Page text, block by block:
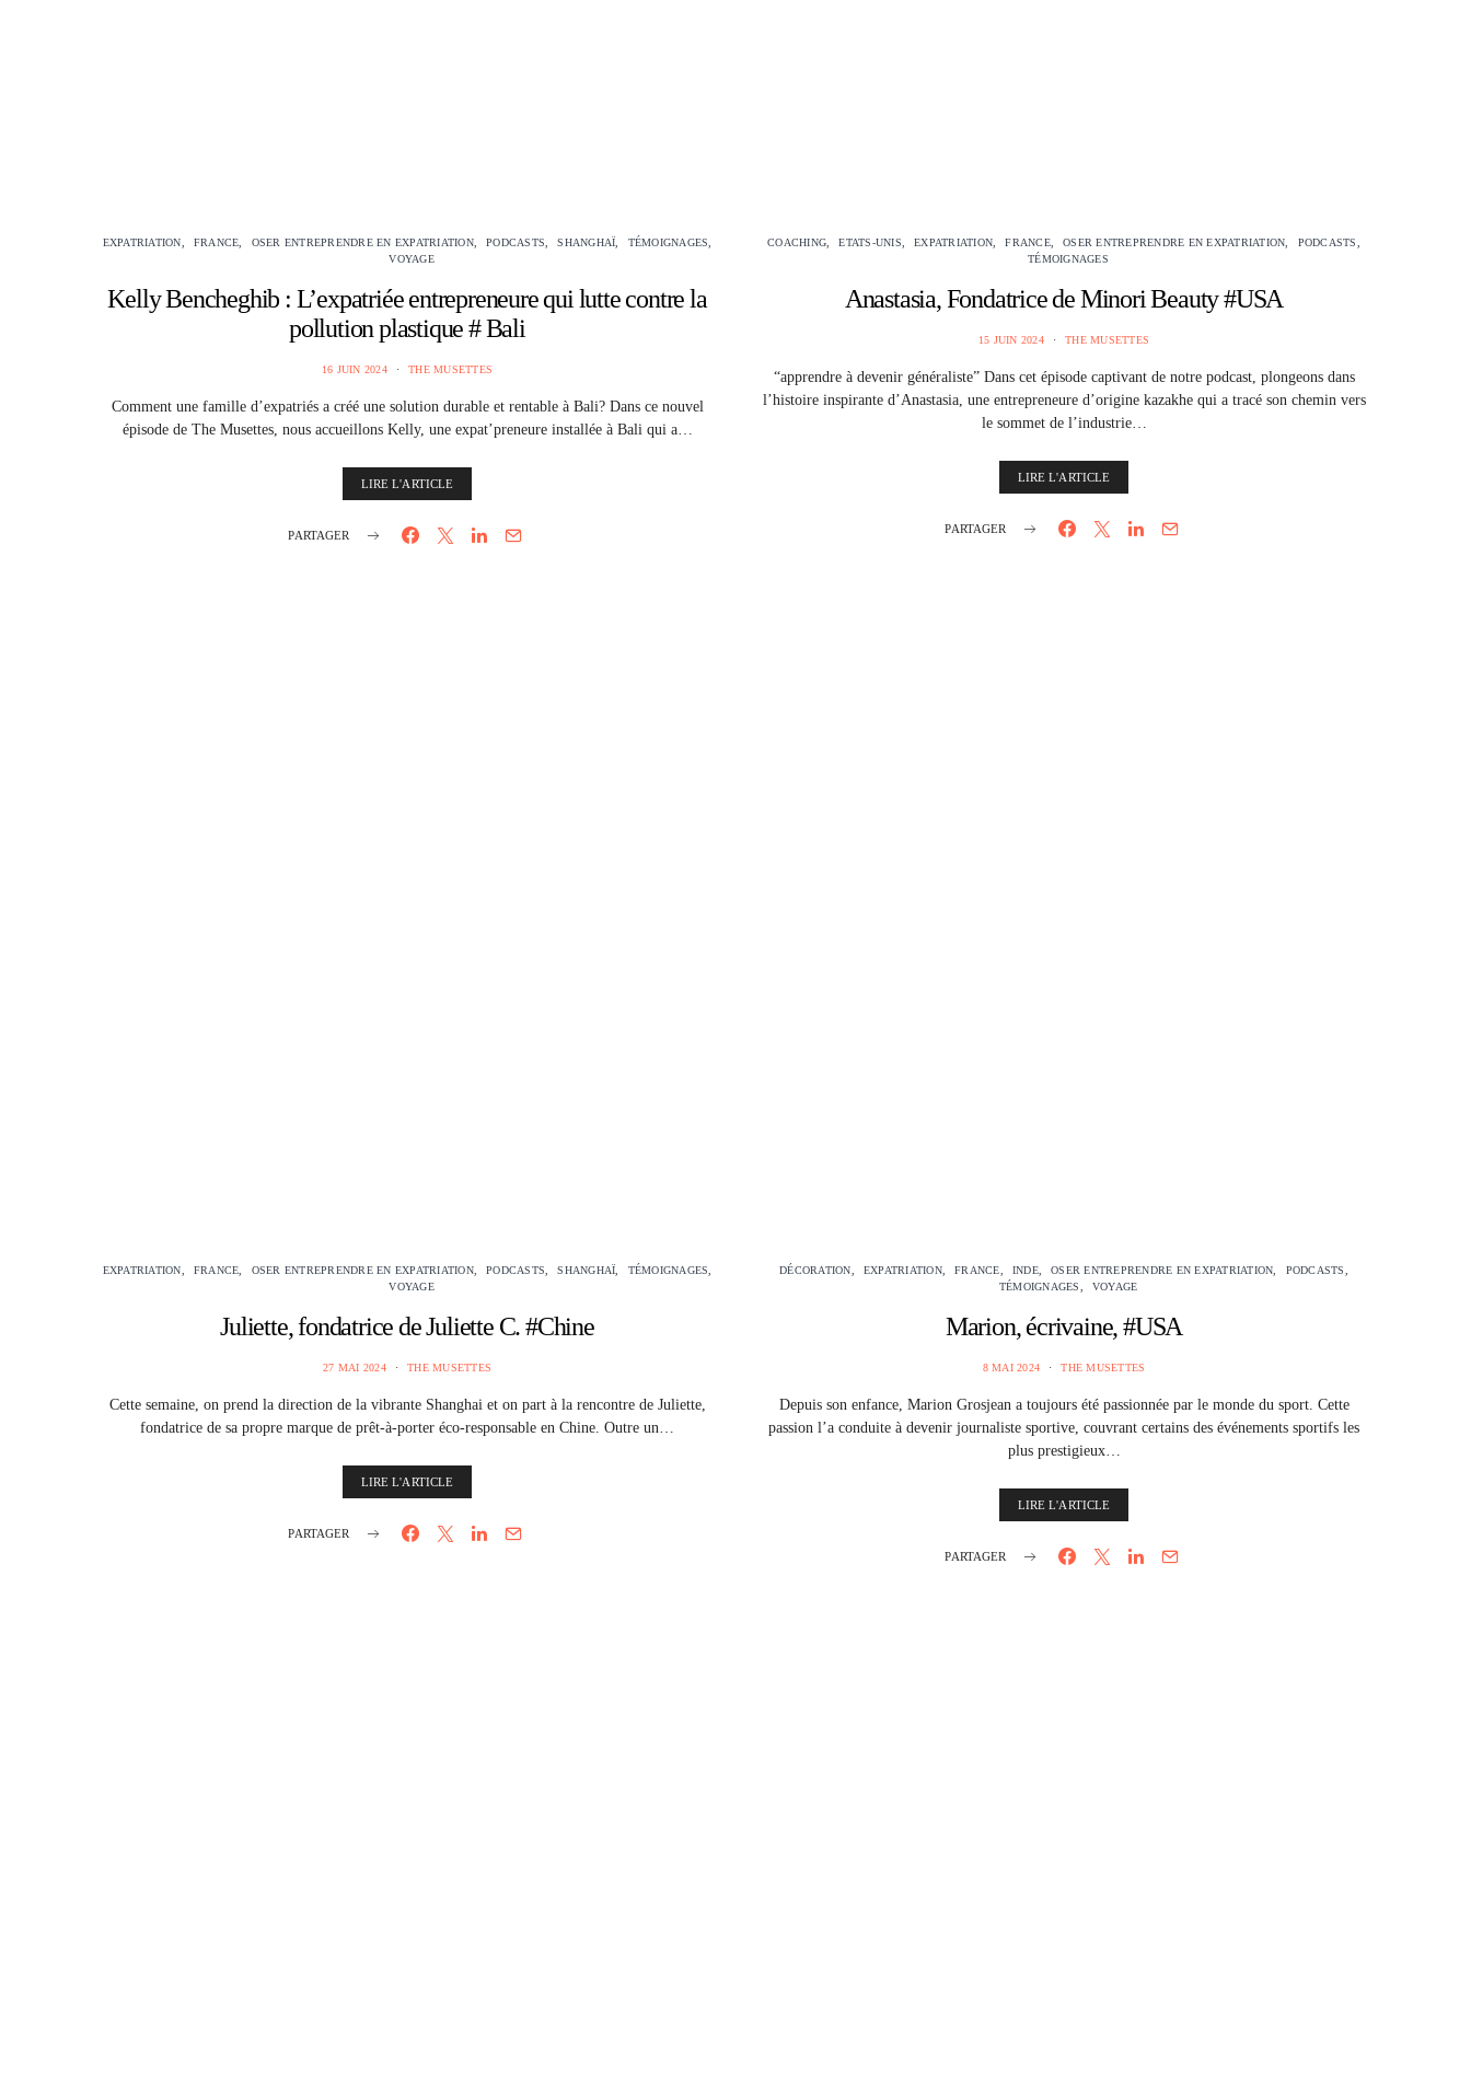
EXPATRIATION FRANCE OSER ENTREPRENDRE EN EXPATRIATION PODCASTS SHANGHAÏ
TÉMOIGNAGES
VOYAGE
Kelly Bencheghib : L’expatriée entrepreneure qui lutte contre la
pollution plastique # Bali
16 JUIN 2024 THE MUSETTES
Comment une famille d’expatriés a créé une solution durable et rentable à Bali? Dans ce nouvel
épisode de The Musettes, nous accueillons Kelly, une expat’preneure installée à Bali qui a…
LIRE L'ARTICLE
PARTAGER
COACHING ETATS-UNIS EXPATRIATION FRANCE OSER ENTREPRENDRE EN EXPATRIATION
PODCASTS
TÉMOIGNAGES
Anastasia, Fondatrice de Minori Beauty #USA
15 JUIN 2024 THE MUSETTES
“apprendre à devenir généraliste” Dans cet épisode captivant de notre podcast, plongeons dans
l’histoire inspirante d’Anastasia, une entrepreneure d’origine kazakhe qui a tracé son chemin vers
le sommet de l’industrie…
LIRE L'ARTICLE
PARTAGER
EXPATRIATION FRANCE OSER ENTREPRENDRE EN EXPATRIATION PODCASTS SHANGHAÏ
TÉMOIGNAGES
VOYAGE
Juliette, fondatrice de Juliette C. #Chine
27 MAI 2024 THE MUSETTES
Cette semaine, on prend la direction de la vibrante Shanghai et on part à la rencontre de Juliette,
fondatrice de sa propre marque de prêt-à-porter éco-responsable en Chine. Outre un…
LIRE L'ARTICLE
PARTAGER
DÉCORATION EXPATRIATION FRANCE INDE OSER ENTREPRENDRE EN EXPATRIATION
PODCASTS
TÉMOIGNAGES
VOYAGE
Marion, écrivaine, #USA
8 MAI 2024 THE MUSETTES
Depuis son enfance, Marion Grosjean a toujours été passionnée par le monde du sport. Cette
passion l’a conduite à devenir journaliste sportive, couvrant certains des événements sportifs les
plus prestigieux…
LIRE L'ARTICLE
PARTAGER